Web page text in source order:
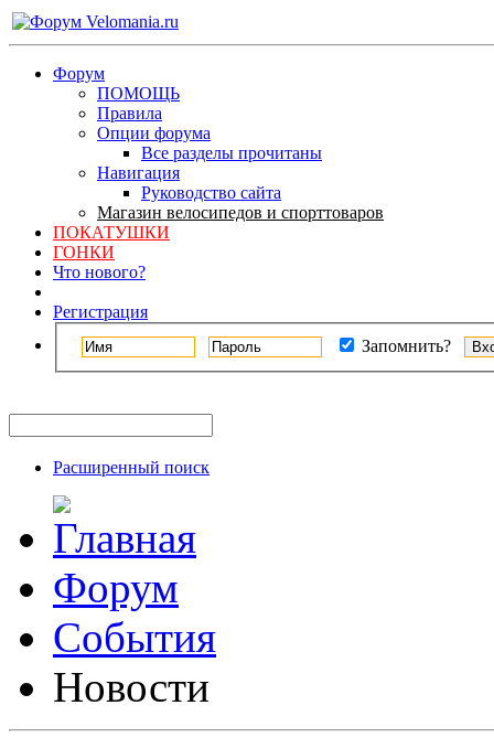
Форум
ПОМОЩЬ
Правила
Опции форума
Все разделы прочитаны
Навигация
Руководство сайта
Магазин велосипедов и спорттоваров
ПОКАТУШКИ
ГОНКИ
Что нового?
Регистрация
Запомнить?
Расширенный поиск
Форум
События
Новости